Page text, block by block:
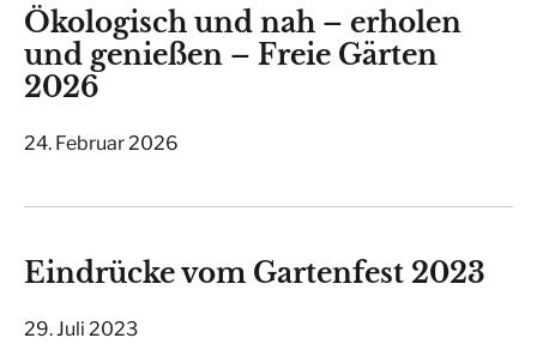
Ökologisch und nah – erholen
und genießen – Freie Gärten
2026
24. Februar 2026
Eindrücke vom Gartenfest 2023
29. Juli 2023